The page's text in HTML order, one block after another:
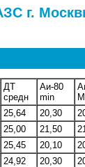
г.
ДТ
средн
Аи-80
min
25,64 20,30
25,00 21,50
25,45 20,10
24,92 20,30